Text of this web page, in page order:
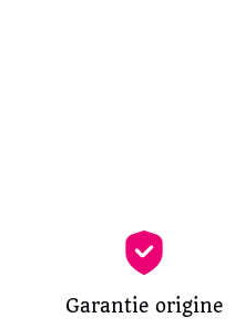
Garantie origine